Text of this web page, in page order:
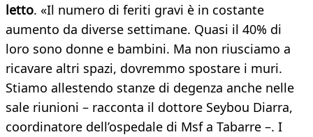
letto. «Il numero di feriti gravi è in costante
aumento da diverse settimane. Quasi il 40% di
loro sono donne e bambini. Ma non riusciamo a
ricavare altri spazi, dovremmo spostare i muri.
Stiamo allestendo stanze di degenza anche nelle
sale riunioni – racconta il dottore Seybou Diarra,
coordinatore dell’ospedale di Msf a Tabarre –. I